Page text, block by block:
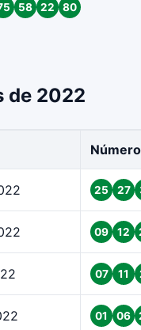
58 22 80
de 2022
25 27
09 12
07 11
01 06